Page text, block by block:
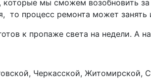
которые мы сможем возобновить
то процесс ремонта может
к пропаже света на недели. А
Черкасской, Житомирской,